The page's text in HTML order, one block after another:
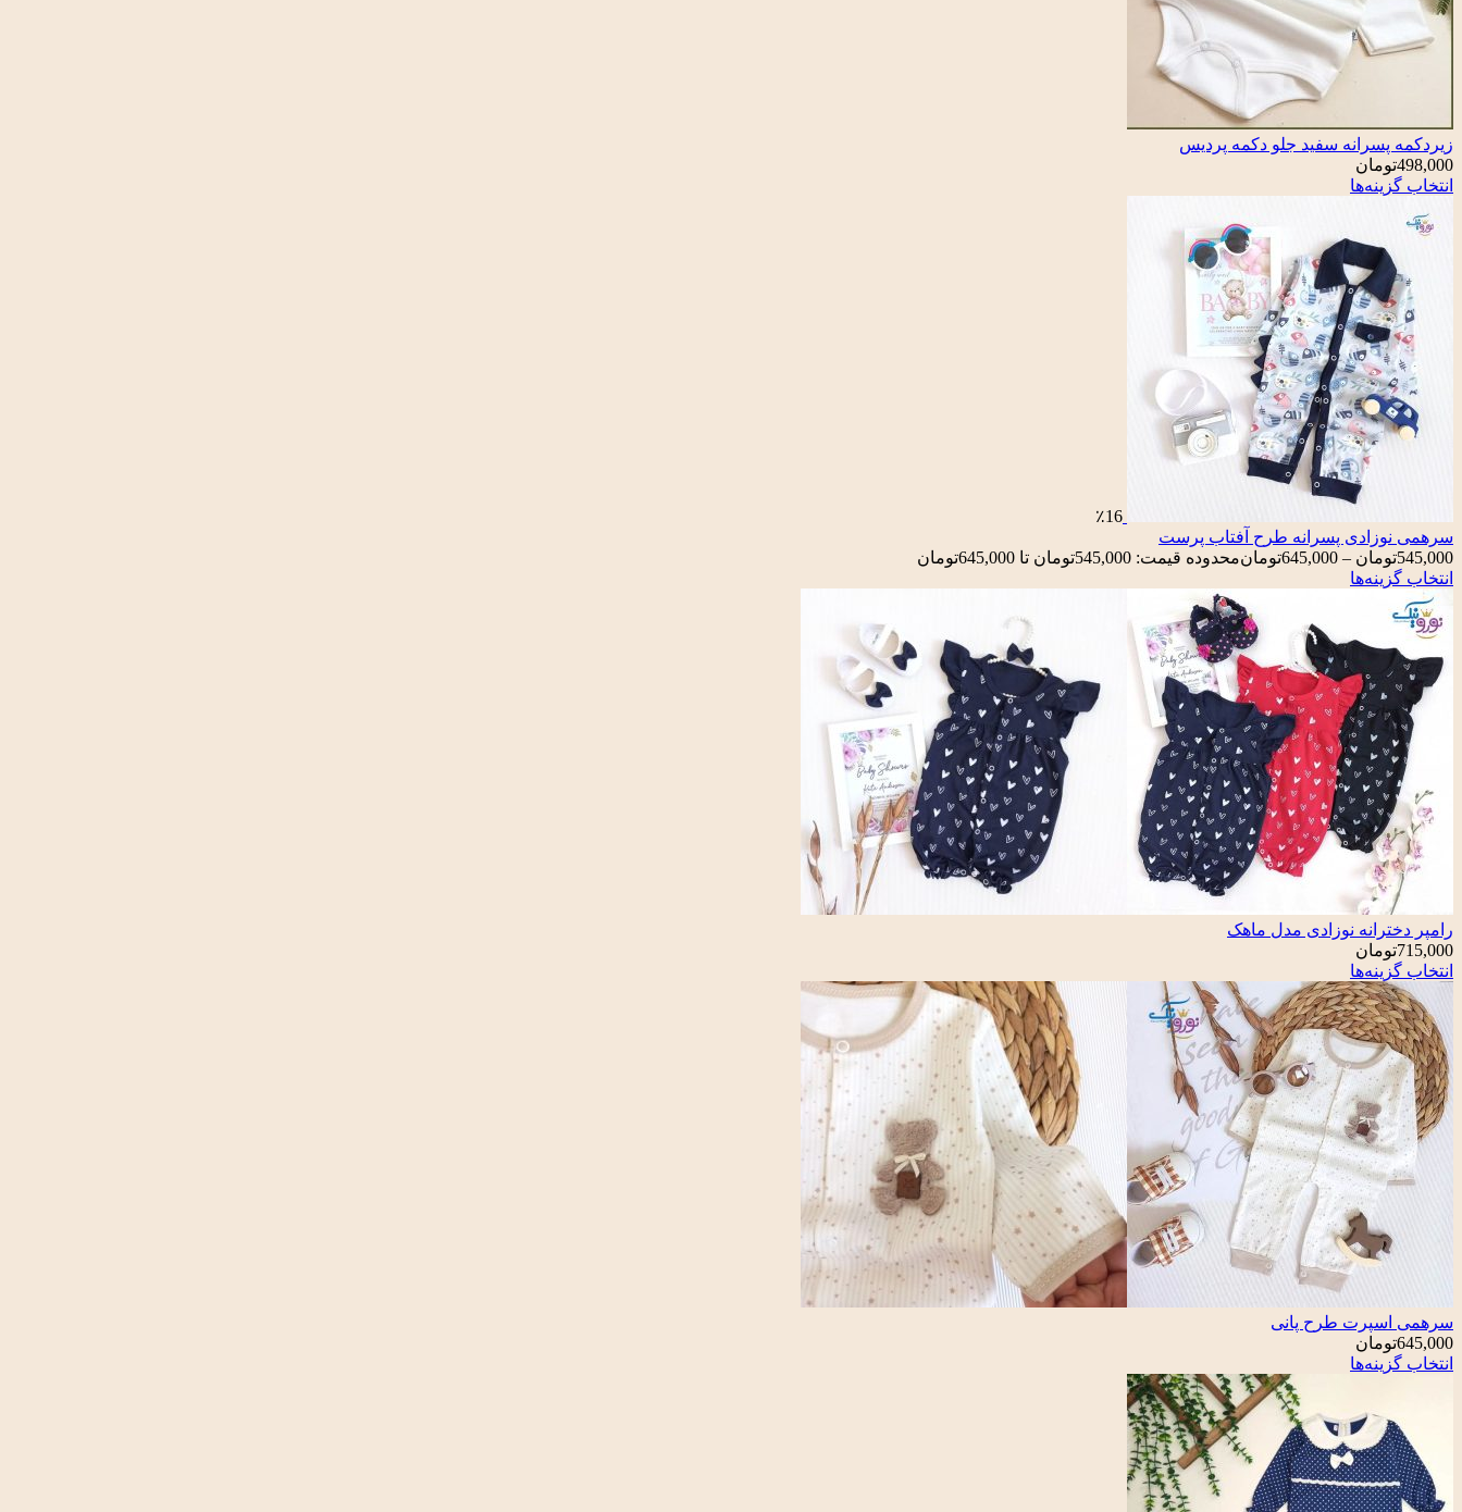
زیردکمه پسرانه سفید جلو دکمه پردیس
498,000تومان
انتخاب گزینه‌ها
٪16
سرهمی نوزادی پسرانه طرح آفتاب پرست
545,000تومان –
645,000تومانمحدوده قیمت: 545,000تومان تا 645,000تومان
انتخاب گزینه‌ها
رامپر دخترانه نوزادی مدل ماهک
715,000تومان
انتخاب گزینه‌ها
سرهمی اسپرت طرح پانی
645,000تومان
انتخاب گزینه‌ها